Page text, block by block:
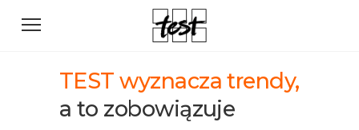
TEST wyznacza trendy,
a to zobowiązuje